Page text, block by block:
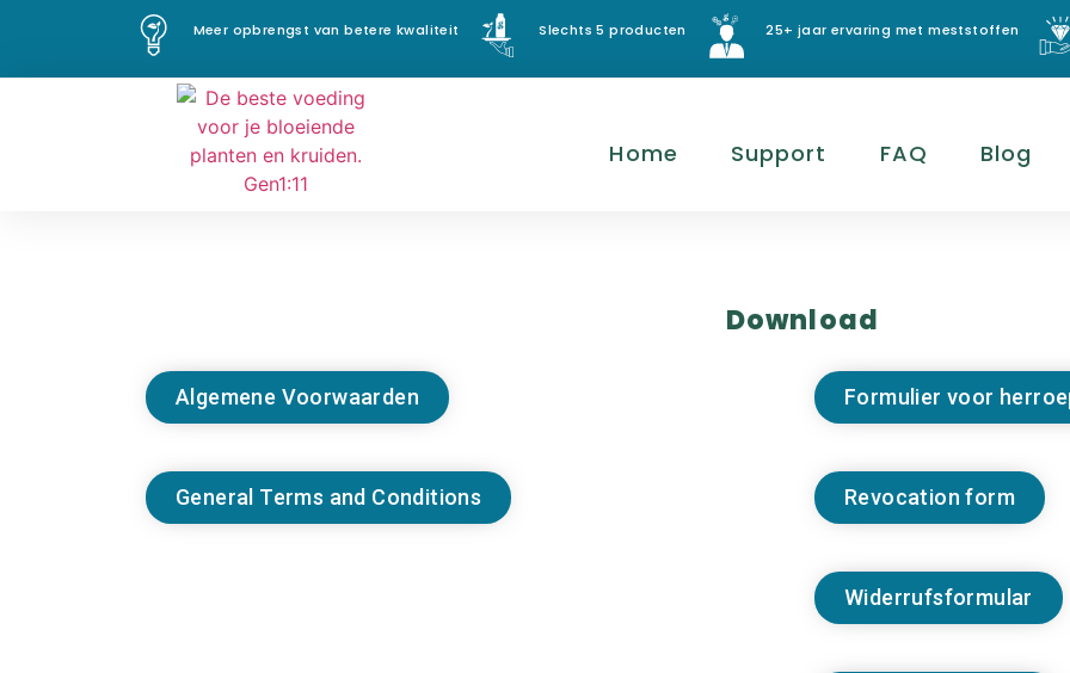
Meer opbrengst van betere kwaliteit Slechts 5 producten 25+ jaar ervaring met meststoffen
Home Support FAQ Blog
Download
Algemene Voorwaarden Formulier voor
General Terms and Conditions Revocation form
Widerrufsformular